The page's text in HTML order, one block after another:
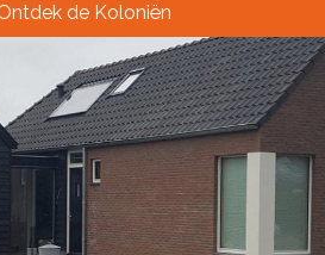
de Koloniën